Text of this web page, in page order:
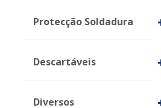
Protecção Soldadura
Descartáveis
Diversos